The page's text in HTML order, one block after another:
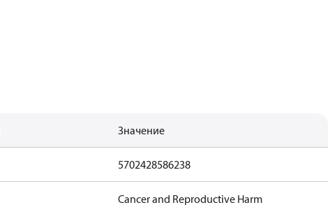
Значение
5702428586238
Cancer and Reproductive Harm